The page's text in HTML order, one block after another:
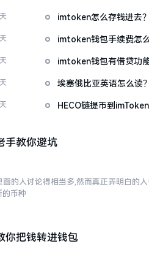
imtoken怎么存钱进去
imtoken钱包手续费怎
imtoken钱包有借贷功
埃塞俄比亚英语怎么读
HECO链提币到
手教你避坑
的人讨论得相当多,然而真正弄明白的
币种
你把钱转进钱包